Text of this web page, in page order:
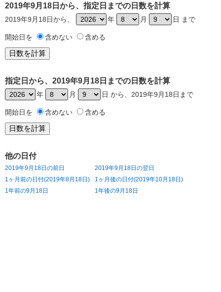
2019年9月18日から、指定日までの日数を計算
2019年9月18日から、 年 月 日 まで
開始日を 含めない 含める
指定日から、2019年9月18日までの日数を計算
年 月 日 から、2019年9月18日まで
開始日を 含めない 含める
他の日付
2019年9月18日の前日
2019年9月18日の翌日
1ヶ月前の日付(2019年8月18日)
1ヶ月後の日付(2019年10月18日)
1年前の9月18日
1年後の9月18日